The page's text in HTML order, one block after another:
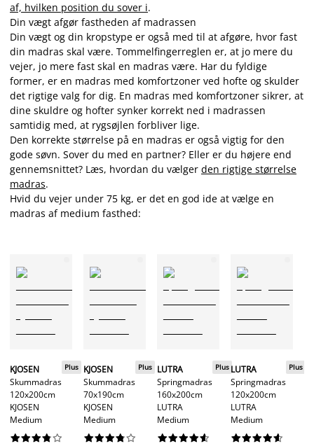
af, hvilken position du sover i.
Din vægt afgør fastheden af madrassen
Din vægt og din kropstype er også med til at afgøre, hvor fast
din madras skal være. Tommelfingerreglen er, at jo mere du
vejer, jo mere fast skal en madras være. Har du fyldige
former, er en madras med komfortzoner ved hofte og skulder
det rigtige valg for dig. En madras med komfortzoner sikrer, at
dine skuldre og hofter synker korrekt ned i madrassen
samtidig med, at rygsøjlen forbliver lige.
Den korrekte størrelse på en madras er også vigtig for den
gode søvn. Sover du med en partner? Eller er du højere end
gennemsnittet? Læs, hvordan du vælger den rigtige størrelse
madras.
Hvid du vejer under 75 kg, er det en god ide at vælge en
madras af medium fasthed:
KJOSEN
Skummadras
120x200cm
KJOSEN
Medium
Plus






KJOSEN
Skummadras
70x190cm
KJOSEN
Medium
Plus






LUTRA
Springmadras
160x200cm
LUTRA
Medium
Plus






LUTRA
Springmadras
120x200cm
LUTRA
Medium
Plus





